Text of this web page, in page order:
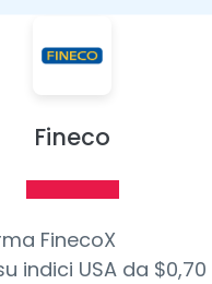
Fineco
FinecoX
indici USA da